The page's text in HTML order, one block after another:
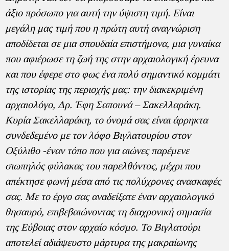
άξιο πρόσωπο για αυτή την ύψιστη τιμή. Είναι
μεγάλη μας τιμή που η πρώτη αυτή αναγνώριση
αποδίδεται σε μια σπουδαία επιστήμονα, μια γυναίκα
που αφιέρωσε τη ζωή της στην αρχαιολογική έρευνα
και που έφερε στο φως ένα πολύ σημαντικό κομμάτι
της ιστορίας της περιοχής μας: την διακεκριμένη
αρχαιολόγο, Δρ. Έφη Σαπουνά – Σακελλαράκη.
Κυρία Σακελλαράκη, το όνομά σας είναι άρρηκτα
συνδεδεμένο με τον λόφο Βιγλατουρίου στον
Οξύλιθο -έναν τόπο που για αιώνες παρέμενε
σιωπηλός φύλακας του παρελθόντος, μέχρι που
απέκτησε φωνή μέσα από τις πολύχρονες ανασκαφές
σας. Με το έργο σας αναδείξατε έναν αρχαιολογικό
θησαυρό, επιβεβαιώνοντας τη διαχρονική σημασία
της Εύβοιας στον αρχαίο κόσμο. Το Βιγλατούρι
αποτελεί αδιάψευστο μάρτυρα της μακραίωνης